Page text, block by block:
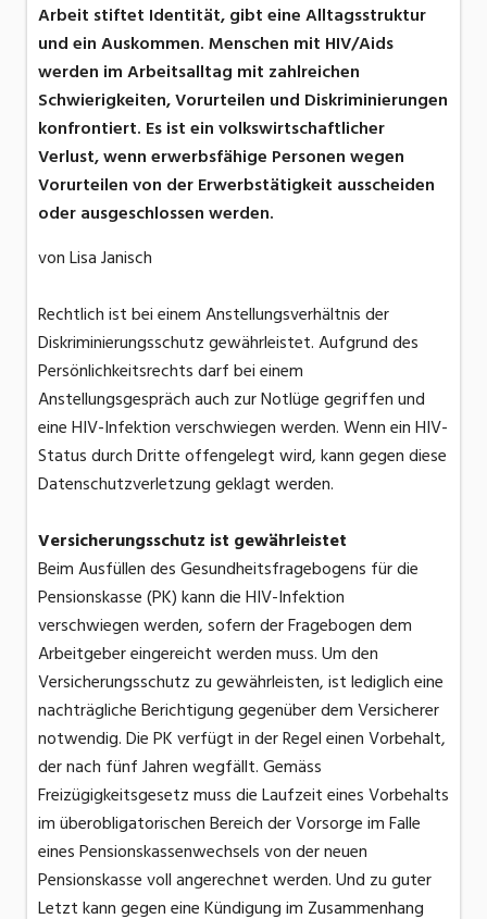
Arbeit stiftet Identität, gibt eine Alltagsstruktur
und ein Auskommen. Menschen mit HIV/Aids
werden im Arbeitsalltag mit zahlreichen
Schwierigkeiten, Vorurteilen und Diskriminierungen
konfrontiert. Es ist ein volkswirtschaftlicher
Verlust, wenn erwerbsfähige Personen wegen
Vorurteilen von der Erwerbstätigkeit ausscheiden
oder ausgeschlossen werden.
von Lisa Janisch
Rechtlich ist bei einem Anstellungsverhältnis der
Diskriminierungsschutz gewährleistet. Aufgrund des
Persönlichkeitsrechts darf bei einem
Anstellungsgespräch auch zur Notlüge gegriffen und
eine HIV-Infektion verschwiegen werden. Wenn ein HIV-
Status durch Dritte offengelegt wird, kann gegen diese
Datenschutzverletzung geklagt werden.
Versicherungsschutz ist gewährleistet
Beim Ausfüllen des Gesundheitsfragebogens für die
Pensionskasse (PK) kann die HIV-Infektion
verschwiegen werden, sofern der Fragebogen dem
Arbeitgeber eingereicht werden muss. Um den
Versicherungsschutz zu gewährleisten, ist lediglich eine
nachträgliche Berichtigung gegenüber dem Versicherer
notwendig. Die PK verfügt in der Regel einen Vorbehalt,
der nach fünf Jahren wegfällt. Gemäss
Freizügigkeitsgesetz muss die Laufzeit eines Vorbehalts
im überobligatorischen Bereich der Vorsorge im Falle
eines Pensionskassenwechsels von der neuen
Pensionskasse voll angerechnet werden. Und zu guter
Letzt kann gegen eine Kündigung im Zusammenhang